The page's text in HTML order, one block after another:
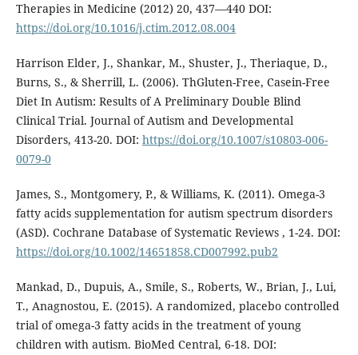
Therapies in Medicine (2012) 20, 437—440 DOI:
https://doi.org/10.1016/j.ctim.2012.08.004
Harrison Elder, J., Shankar, M., Shuster, J., Theriaque, D.,
Burns, S., & Sherrill, L. (2006). ThGluten-Free, Casein-Free
Diet In Autism: Results of A Preliminary Double Blind
Clinical Trial. Journal of Autism and Developmental
Disorders, 413-20. DOI: https://doi.org/10.1007/s10803-006-
0079-0
James, S., Montgomery, P., & Williams, K. (2011). Omega-3
fatty acids supplementation for autism spectrum disorders
(ASD). Cochrane Database of Systematic Reviews , 1-24. DOI:
https://doi.org/10.1002/14651858.CD007992.pub2
Mankad, D., Dupuis, A., Smile, S., Roberts, W., Brian, J., Lui,
T., Anagnostou, E. (2015). A randomized, placebo controlled
trial of omega-3 fatty acids in the treatment of young
children with autism. BioMed Central, 6-18. DOI: